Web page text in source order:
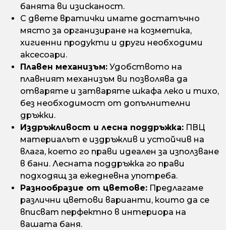
банята ви изисканост.
С двете вратички имате достатъчно
място за организиране на козметика,
хигиенни продукти и други необходими
аксесоари.
Плавен механизъм: Удобството на
плавният механизъм ви позволява да
отваряте и затваряте шкафа леко и тихо,
без необходимост от допълнителни
дръжки.
Издръжливост и лесна поддръжка: ПВЦ
материалът е издръжлив и устойчив на
влага, което го прави идеален за използване
в бани. Лесната поддръжка го прави
подходящ за ежедневна употреба.
Разнообразие от цветове: Предлагаме
различни цветови варианти, които да се
вписват перфектно в интериора на
вашата баня.